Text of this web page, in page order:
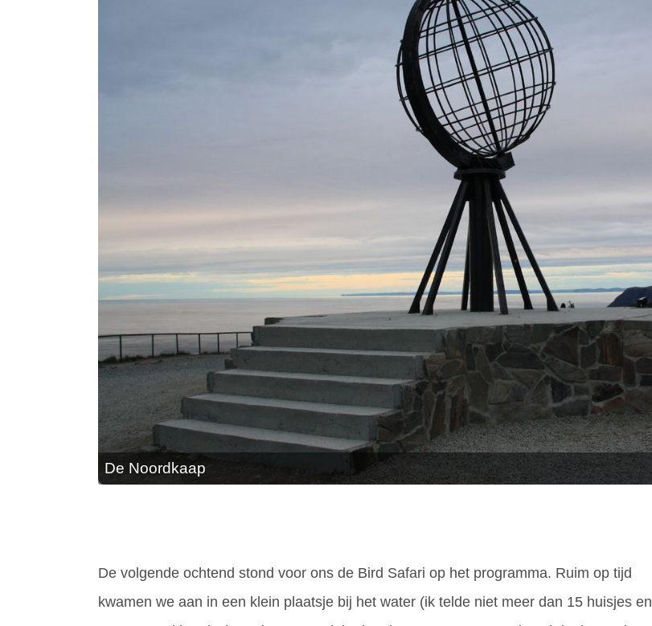
De Noordkaap
De volgende ochtend stond voor ons de Bird Safari op het programma. Ruim op tijd
kwamen we aan in een klein plaatsje bij het water (ik telde niet meer dan 15 huisjes en